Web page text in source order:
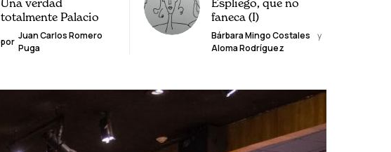
Una verdad
totalmente Palacio
por
Juan Carlos Romero
Puga
Espliego, que no
faneca (I)
Bárbara Mingo Costales
y
Aloma Rodríguez